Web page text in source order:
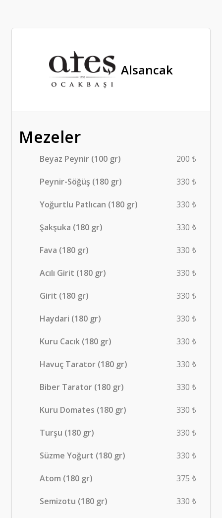
Alsancak
Mezeler
Beyaz Peynir (100 gr) 200 ₺
Peynir-Söğüş (180 gr) 330 ₺
Yoğurtlu Patlıcan (180 gr) 330 ₺
Şakşuka (180 gr) 330 ₺
Fava (180 gr) 330 ₺
Acılı Girit (180 gr) 330 ₺
Girit (180 gr) 330 ₺
Haydari (180 gr) 330 ₺
Kuru Cacık (180 gr) 330 ₺
Havuç Tarator (180 gr) 330 ₺
Biber Tarator (180 gr) 330 ₺
Kuru Domates (180 gr) 330 ₺
Turşu (180 gr) 330 ₺
Süzme Yoğurt (180 gr) 330 ₺
Atom (180 gr) 375 ₺
Semizotu (180 gr) 330 ₺